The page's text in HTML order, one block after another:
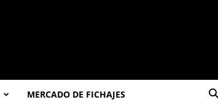
MERCADO DE FICHAJES